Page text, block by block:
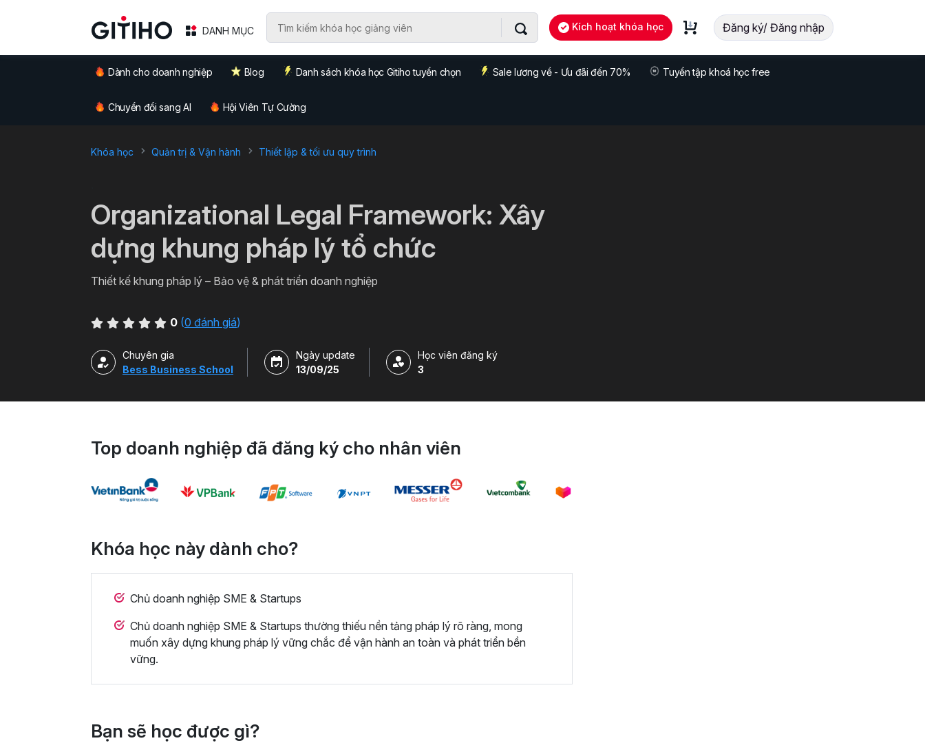
DANH MỤC Kích hoạt khóa học Đăng ký/ Đăng nhập
Dành cho doanh nghiệp Blog Danh sách khóa học Gitiho tuyển chọn Sale lương về - Ưu đãi đến 70% Tuyển tập khoá học free
Chuyển đổi sang AI Hội Viên Tự Cường
Khóa học Quản trị & Vận hành Thiết lập & tối ưu quy trình
Organizational Legal Framework: Xây
dựng khung pháp lý tổ chức
Thiết kế khung pháp lý – Bảo vệ & phát triển doanh nghiệp
0 (0 đánh giá)
Chuyên gia
Bess Business School
Ngày update
13/09/25
Học viên đăng ký
3
Top doanh nghiệp đã đăng ký cho nhân viên
Khóa học này dành cho?
Chủ doanh nghiệp SME & Startups
Chủ doanh nghiệp SME & Startups thường thiếu nền tảng pháp lý rõ ràng, mong
muốn xây dựng khung pháp lý vững chắc để vận hành an toàn và phát triển bền
vững.
Bạn sẽ học được gì?